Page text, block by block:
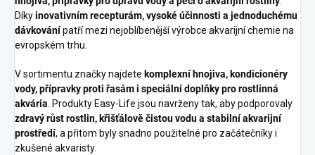
Díkyinovativním recepturám, vysoké účinnosti a jednoduchému
dávkovánípatří mezi nejoblíbenější výrobce akvarijní chemie na
evropském trhu.
V sortimentu značky najdete komplexní hnojiva, kondicionéry
vody, přípravky proti řasám i speciální doplňky pro rostlinná
akvária. Produkty Easy-Life jsou navrženy tak, aby podporovaly
zdravý růst rostlin, křišťálově čistou vodu a stabilní akvarijní
prostředí, a přitom byly snadno použitelné pro začátečníky i
zkušené akvaristy.